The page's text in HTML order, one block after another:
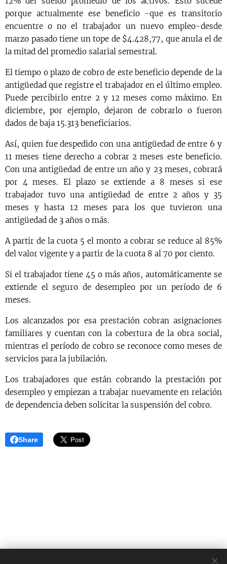
porque actualmente ese beneficio -que es transitorio
encuentre o no el trabajador un nuevo empleo-desde
marzo pasado tiene un tope de $4.428,77, que anula el de
la mitad del promedio salarial semestral.
El tiempo o plazo de cobro de este beneficio depende de la
antigüedad que registre el trabajador en el último empleo.
Puede percibirlo entre 2 y 12 meses como máximo. En
diciembre, por ejemplo, dejaron de cobrarlo o fueron
dados de baja 15.313 beneficiarios.
Así, quien fue despedido con una antigüedad de entre 6 y
11 meses tiene derecho a cobrar 2 meses este beneficio.
Con una antigüedad de entre un año y 23 meses, cobrará
por 4 meses. El plazo se extiende a 8 meses si ese
trabajador tuvo una antigüedad de entre 2 años y 35
meses y hasta 12 meses para los que tuvieron una
antigüedad de 3 años o más.
A partir de la cuota 5 el monto a cobrar se reduce al 85%
del valor vigente y a partir de la cuota 8 al 70 por ciento.
Si el trabajador tiene 45 o más años, automáticamente se
extiende el seguro de desempleo por un período de 6
meses.
Los alcanzados por esa prestación cobran asignaciones
familiares y cuentan con la cobertura de la obra social,
mientras el período de cobro se reconoce como meses de
servicios para la jubilación.
Los trabajadores que están cobrando la prestación por
desempleo y empiezan a trabajar nuevamente en relación
de dependencia deben solicitar la suspensión del cobro.
Share